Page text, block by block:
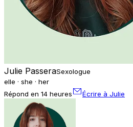
Julie PasseraSexologue
elle · she · her
Répond en 14 heures
Écrire à Julie